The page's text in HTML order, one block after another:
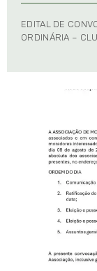
EDITAL DE
ORDINÁRIA –